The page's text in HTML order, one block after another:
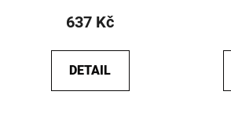
637 Kč
DETAIL